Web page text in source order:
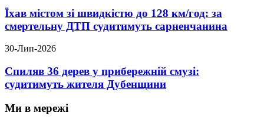
Їхав містом зі швидкістю до 128 км/год: за
смертельну ДТП судитимуть сарненчанина
30-Лип-2026
Спиляв 36 дерев у прибережній смузі:
судитимуть жителя Дубенщини
Ми в мережі